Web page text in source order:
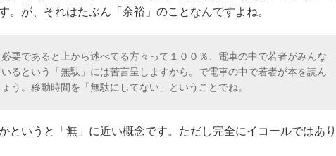
。が、それはたぶん「余裕」のことなんですよね。
要であると上から述べてる方々って１００％、電車の中で若者がみんな
るという「無駄」には苦言呈しますから。で電車の中で若者が本を読ん
う。移動時間を「無駄にしてない」ということでね。
というと「無」に近い概念です。ただし完全にイコールではあり